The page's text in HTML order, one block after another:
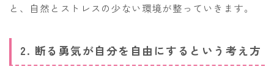
と、自然とストレスの少ない環境が整っていきます。
2. 断る勇気が自分を自由にするという考え方